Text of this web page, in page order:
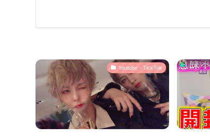
Youtube・TickTok